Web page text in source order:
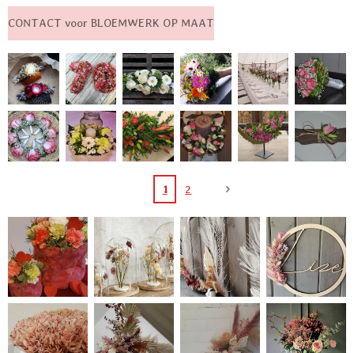
CONTACT voor BLOEMWERK OP MAAT
1 2